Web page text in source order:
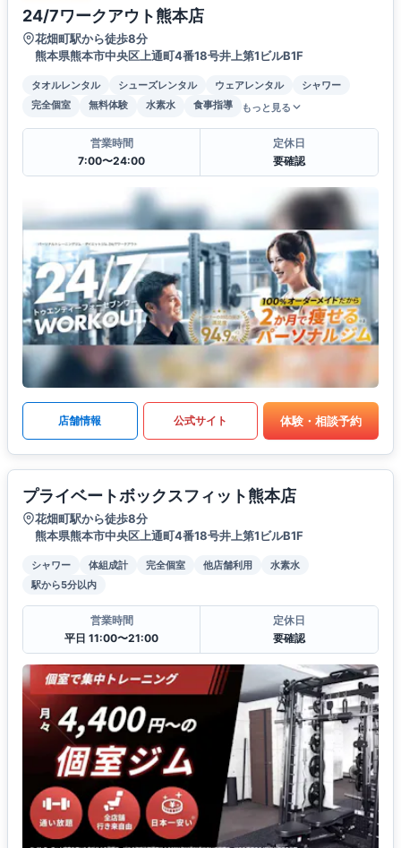
24/7ワークアウト熊本店
花畑町駅から徒歩8分
熊本県熊本市中央区上通町4番18号井上第1ビルB1F
タオルレンタル シューズレンタル ウェアレンタル
シャワー
完全個室
無料体験 水素水 食事指導 もっと見る
営業時間
7:00〜24:00
定休日
要確認
店舗情報 公式サイト 体験・相談予約
プライベートボックスフィット熊本店
花畑町駅から徒歩8分
熊本県熊本市中央区上通町4番18号井上第1ビルB1F
シャワー 体組成計 完全個室 他店舗利用
水素水
駅から5分以内
営業時間
平日 11:00〜21:00
定休日
要確認